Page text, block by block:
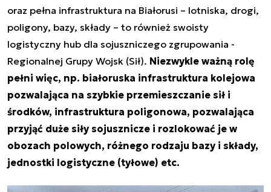
oraz pełna infrastruktura na Białorusi – lotniska, drogi,
poligony, bazy, składy – to również swoisty
logistyczny hub dla sojuszniczego zgrupowania -
Regionalnej Grupy Wojsk (Sił). Niezwykle ważną rolę
pełni więc, np. białoruska infrastruktura kolejowa
pozwalająca na szybkie przemieszczanie sił i
środków, infrastruktura poligonowa, pozwalająca
przyjąć duże siły sojusznicze i rozlokować je w
obozach polowych, różnego rodzaju bazy i składy,
jednostki logistyczne (tyłowe) etc.